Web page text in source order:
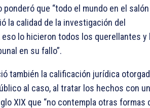
que “todo el mundo en el
la calidad de la investigación del
lo hicieron todos los querellantes y
en su fallo”.
también la calificación jurídica
al caso, al tratar los hechos con un
XIX que “no contempla otras formas